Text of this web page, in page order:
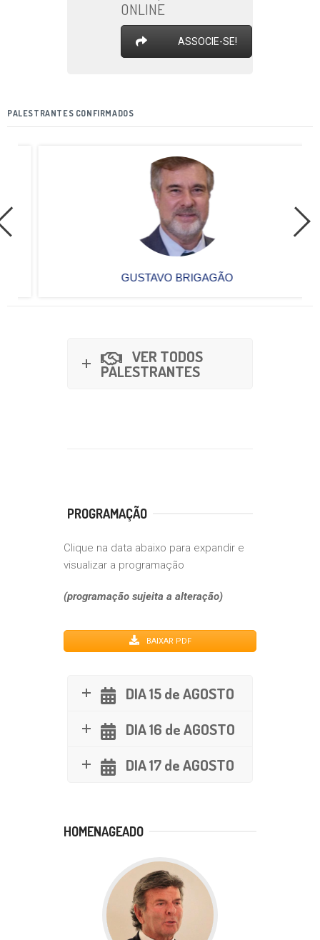
ONLINE
ASSOCIE-SE!
PALESTRANTES CONFIRMADOS
GUSTAVO BRIGAGÃO
VER TODOS
PALESTRANTES
PROGRAMAÇÃO
Clique na data abaixo para expandir e
visualizar a programação
(programação sujeita a alteração)
BAIXAR PDF
DIA 15 de AGOSTO
DIA 16 de AGOSTO
DIA 17 de AGOSTO
HOMENAGEADO